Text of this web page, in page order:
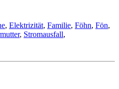
, Elektrizität, Familie, Föhn, Fön,
, Stromausfall,